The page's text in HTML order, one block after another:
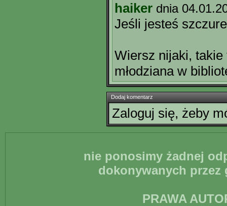
haiker dnia
Jeśli jesteś
Wiersz nijaki, takie
młodziana w
Dodaj komentarz
Zaloguj się, żeby
nie ponosimy żadnej
dokonywanych
PRAWA